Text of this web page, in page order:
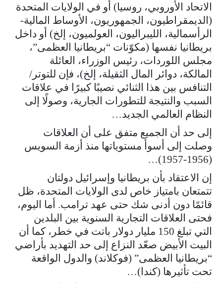
الاتحاد الأوروبي، روسيا) أو في الولايات المتحدة
(الديمقراطيون، الجمهوريون، الأوساط المالية-
الرأسمالية، الليبراليون، العولميون، إلخ) أو داخل
بريطانيا نفسها (مكوّنات “بريطانيا العظمى”،
مجلس اللوردات، رئيس الوزراء، العائلة
المالكة، دوائر المال الثقيلة، إلخ)، فإن للتوتر/
التنافس بين هذا الثنائي نصيبًا كبيرًا في علاقات
السبب والنتيجة للتطورات الجارية، وصولًا إلى
النظام العالمي الجديد…
إلى حد أن الجميع متفق على أن العلاقات
وصلت إلى أسوأ مستوياتها منذ أزمة السويس
(1956-1957)…
إن الاعتقاد بأن بريطانيا وإسرائيل دولتان
تتمتعان بامتياز خاص لدى الولايات المتحدة، ظل
قائمًا دون أدنى شك حتى عهد ترامب. أما اليوم،
فحتى العلاقات التجارية السنوية بين البلدين
التي تبلغ 150 مليار دولار باتت في خطر، كما أن
البيت الأبيض صعّد النزاع إلى حد التهديد بأراضي
“بريطانيا العظمى” (فوكلاند) والدول الواقعة
تحت تأثيرها (كندا)…